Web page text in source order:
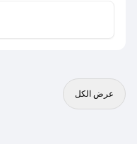
عرض الكل